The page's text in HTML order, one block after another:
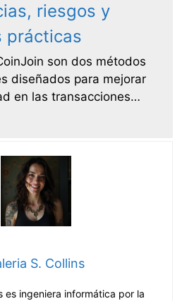
riesgos y
prácticas
son dos métodos
diseñados para mejorar
en las transacciones…
S. Collins
es ingeniera informática por la